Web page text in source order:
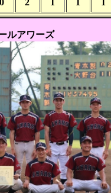
0 2 1 1 1
ルアワーズ